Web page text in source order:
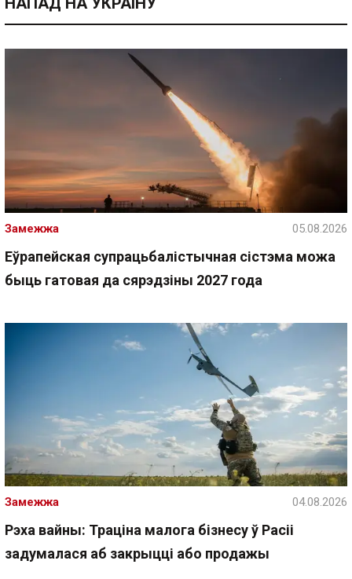
Еўрапейская супрацьбалістычная сістэма можа
быць гатовая да сярэдзіны 2027 года
Замежжа 05.08.2026
Рэха вайны: Траціна малога бізнесу ў Расіі
задумалася аб закрыцці або продажы
Замежжа 04.08.2026